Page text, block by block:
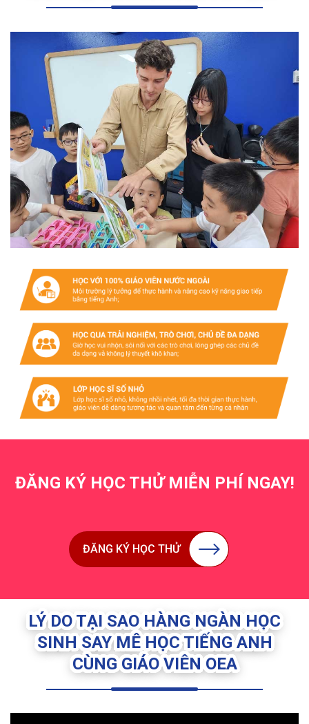
ĐĂNG KÝ HỌC THỬ MIỄN PHÍ NGAY!
ĐĂNG KÝ HỌC THỬ
LÝ DO TẠI SAO HÀNG NGÀN HỌC
SINH SAY MÊ HỌC TIẾNG ANH
CÙNG GIÁO VIÊN OEA